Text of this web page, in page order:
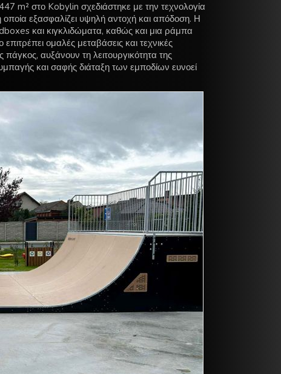
m² στο Kobylin σχεδιάστηκε με την τεχνολογία
εξασφαλίζει υψηλή αντοχή και απόδοση. Η
και κιγκλιδώματα, καθώς και μια ράμπα
ομαλές μεταβάσεις και τεχνικές
αυξάνουν τη λειτουργικότητα της
και σαφής διάταξη των εμποδίων ευνοεί